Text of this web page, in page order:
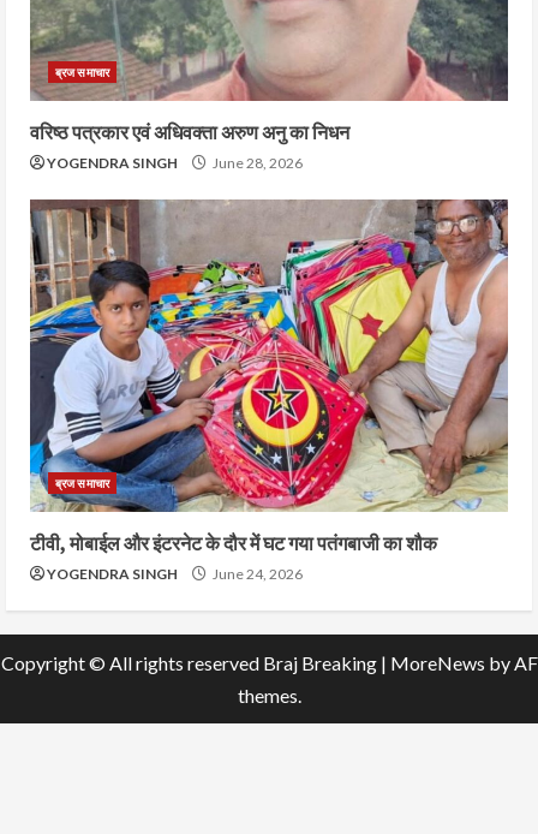
ब्रज समाचार
वरिष्ठ पत्रकार एवं अधिवक्ता अरुण अनु का निधन
YOGENDRA SINGH June 28, 2026
ब्रज समाचार
टीवी, मोबाईल और इंटरनेट के दौर में घट गया पतंगबाजी का शौक
YOGENDRA SINGH June 24, 2026
Copyright © All rights reserved Braj Breaking | MoreNews by AF
themes.